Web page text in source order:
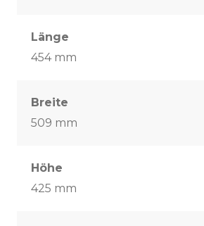
Länge
454 mm
Breite
509 mm
Höhe
425 mm